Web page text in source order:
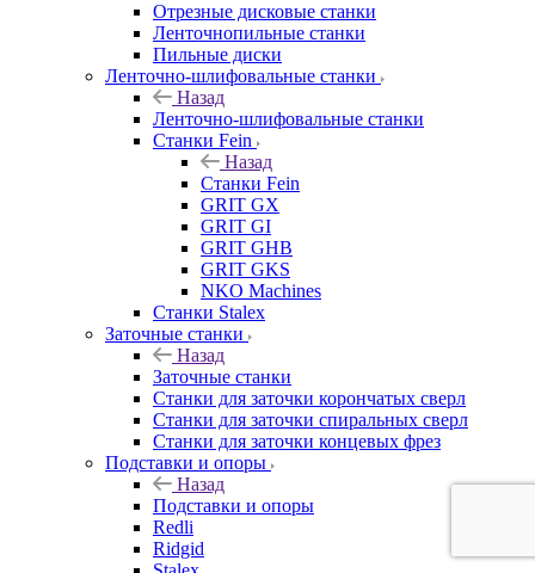
Отрезные дисковые станки
Ленточнопильные станки
Пильные диски
Ленточно-шлифовальные станки
Назад
Ленточно-шлифовальные станки
Станки Fein
Назад
Станки Fein
GRIT GX
GRIT GI
GRIT GHB
GRIT GKS
NKO Machines
Станки Stalex
Заточные станки
Назад
Заточные станки
Станки для заточки корончатых сверл
Станки для заточки спиральных сверл
Станки для заточки концевых фрез
Подставки и опоры
Назад
Подставки и опоры
Redli
Ridgid